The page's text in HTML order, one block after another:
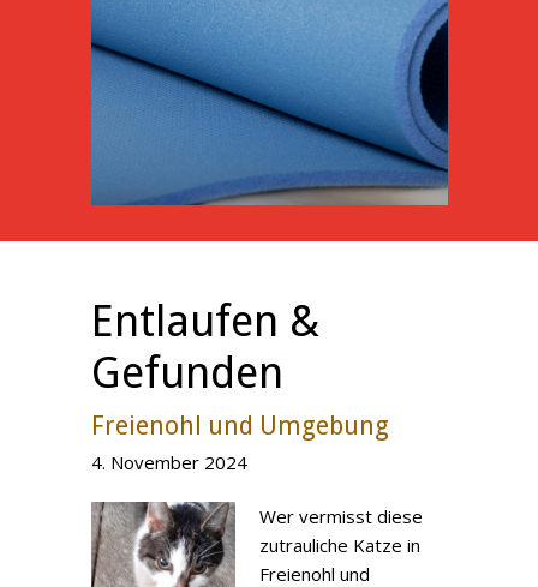
Entlaufen &
Gefunden
Freienohl und Umgebung
4. November 2024
Wer vermisst diese
zutrauliche Katze in
Freienohl und